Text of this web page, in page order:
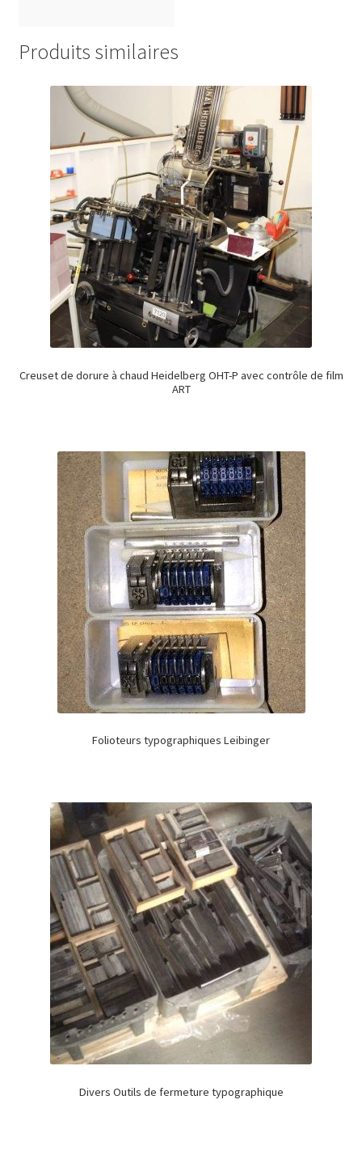
Produits similaires
Creuset de dorure à chaud Heidelberg OHT-P avec contrôle de film
ART
Folioteurs typographiques Leibinger
Divers Outils de fermeture typographique